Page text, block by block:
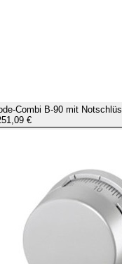
Combi B-90 mit
€